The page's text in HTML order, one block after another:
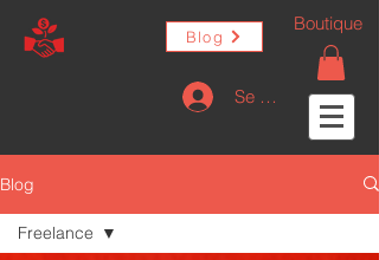
Blog
Se connecter
Boutique
Blog
Freelance